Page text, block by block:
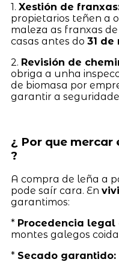
1. Xestión de
propietarios teñen a
maleza as franxas
casas antes do 31 de
2. Revisión de
obriga a unha
de biomasa por
garantir a
¿ Por que
?
A compra de leña a
pode saír cara. En
garantimos:
* Procedencia legal
montes galegos
* Secado garantido: